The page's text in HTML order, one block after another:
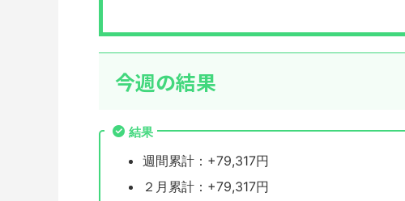
今週の結果
結果
週間累計：+79,317円
２月累計：+79,317円